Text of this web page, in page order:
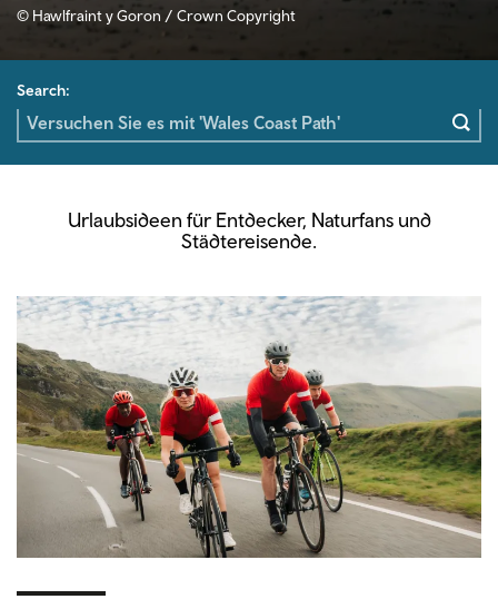
© Hawlfraint y Goron / Crown Copyright
Search:
Urlaubsideen für Entdecker, Naturfans und
Städtereisende.